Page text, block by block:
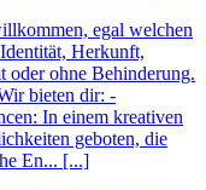
egal welchen
Herkunft,
oder ohne Behinderung.
bieten dir: -
In einem kreativen
geboten, die
En... [...]